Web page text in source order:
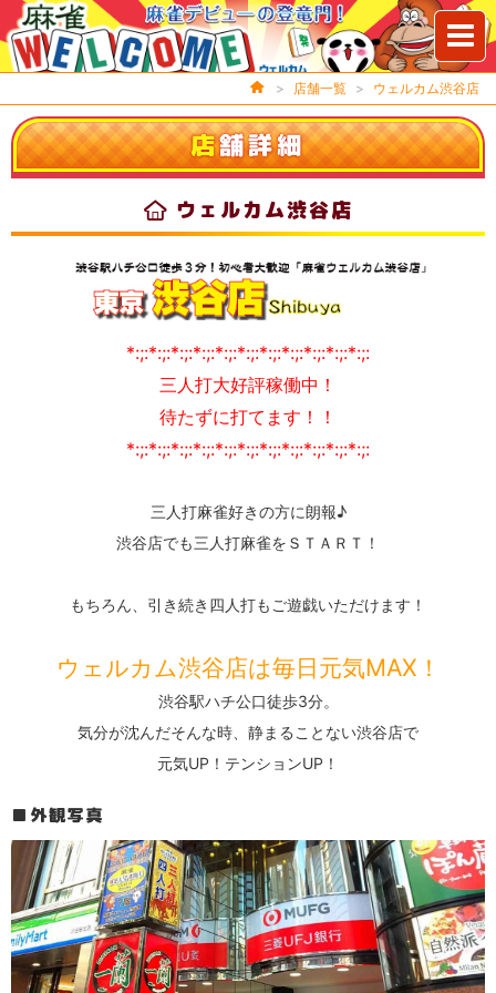
> 店舗一覧 > ウェルカム渋谷店
店舗詳細
ウェルカム渋谷店
*:;:*:;:*:;:*:;:*:;:*:;:*:;:*:;:*:;:*:;:*:;:
三人打大好評稼働中！
待たずに打てます！！
*:;:*:;:*:;:*:;:*:;:*:;:*:;:*:;:*:;:*:;:*:;:
三人打麻雀好きの方に朗報♪
渋谷店でも三人打麻雀をＳＴＡＲＴ！
もちろん、引き続き四人打もご遊戯いただけます！
ウェルカム渋谷店は毎日元気MAX！
渋谷駅ハチ公口徒歩3分。
気分が沈んだそんな時、静まることない渋谷店で
元気UP！テンションUP！
外観写真